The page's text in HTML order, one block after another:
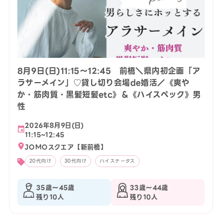
8月9日(日)11:15〜12:45 前橋＼県内初企画「ア
ラサーメイン」♡貸し切り会場de婚活／《爽や
か・筋肉質・黒髪短髪etc》＆《ハイスペック》男
性
2026年8月9日(日)
11:15~12:45
JOMOスクエア【新前橋】
20代向け 30代向け ハイステータス
35歳〜45歳
残り10人
33歳〜44歳
残り10人